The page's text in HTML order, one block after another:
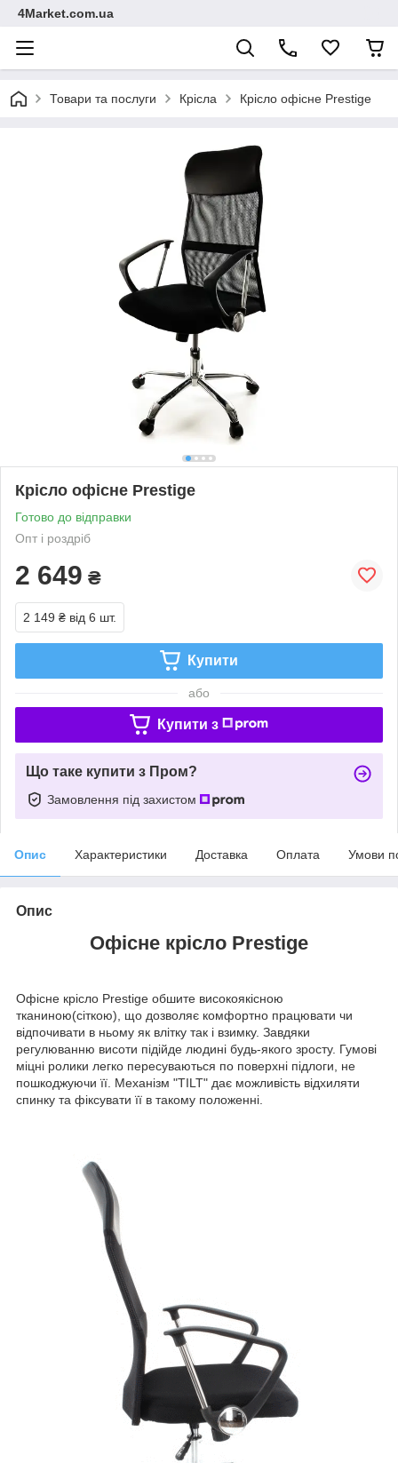
4Market.com.ua
Товари та послуги Крісла Крісло офісне Prestige
Крісло офісне Prestige
Готово до відправки
Опт і роздріб
2 649 ₴
2 149 ₴ від 6 шт.
Купити
або
Купити з
Що таке купити з Пром?
Замовлення під захистом
Опис Характеристики Доставка Оплата Умови
Опис
Офісне крісло Prestige
Офісне крісло Prestige обшите високоякісною
тканиною(сіткою), що дозволяє комфортно працювати чи
відпочивати в ньому як влітку так і взимку. Завдяки
регулюванню висоти підійде людині будь-якого зросту. Гумові
міцні ролики легко пересуваються по поверхні підлоги, не
пошкоджуючи її. Механізм "TILT" дає можливість відхиляти
спинку та фіксувати її в такому положенні.